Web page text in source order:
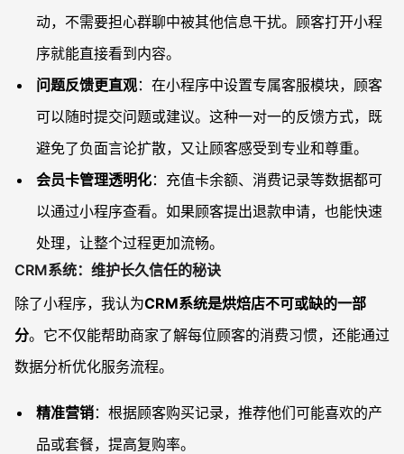
动，不需要担心群聊中被其他信息干扰。顾客打开小程
序就能直接看到内容。
问题反馈更直观：在小程序中设置专属客服模块，顾客
可以随时提交问题或建议。这种一对一的反馈方式，既
避免了负面言论扩散，又让顾客感受到专业和尊重。
会员卡管理透明化：充值卡余额、消费记录等数据都可
以通过小程序查看。如果顾客提出退款申请，也能快速
处理，让整个过程更加流畅。
CRM系统：维护长久信任的秘诀
除了小程序，我认为CRM系统是烘焙店不可或缺的一部
分。它不仅能帮助商家了解每位顾客的消费习惯，还能通过
数据分析优化服务流程。
精准营销：根据顾客购买记录，推荐他们可能喜欢的产
品或套餐，提高复购率。